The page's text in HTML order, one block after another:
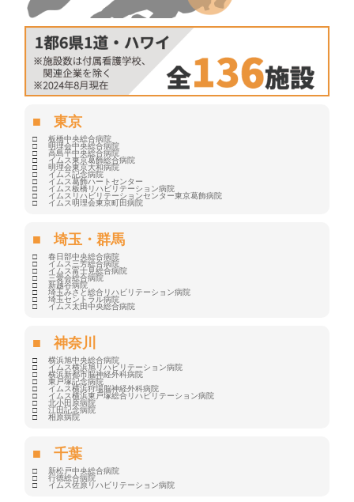
東京
板橋中央総合病院
明理会中央総合病院
高島平中央総合病院
イムス東京葛飾総合病院
明理会東京大和病院
イムス記念病院
イムス葛飾ハートセンター
イムス板橋リハビリテーション病院
イムスリハビリテーションセンター東京葛飾病院
イムス明理会東京町田病院
埼玉・群馬
春日部中央総合病院
イムス三芳総合病院
イムス富士見総合病院
三愛会総合病院
新越谷病院
埼玉みさと総合リハビリテーション病院
埼玉セントラル病院
イムス太田中央総合病院
神奈川
横浜旭中央総合病院
イムス横浜旭リハビリテーション病院
横浜新都市脳神経外科病院
東戸塚記念病院
イムス横浜狩場脳神経外科病院
イムス横浜東戸塚総合リハビリテーション病院
北小田原病院
江田記念病院
相原病院
千葉
新松戸中央総合病院
行徳総合病院
イムス佐原リハビリテーション病院